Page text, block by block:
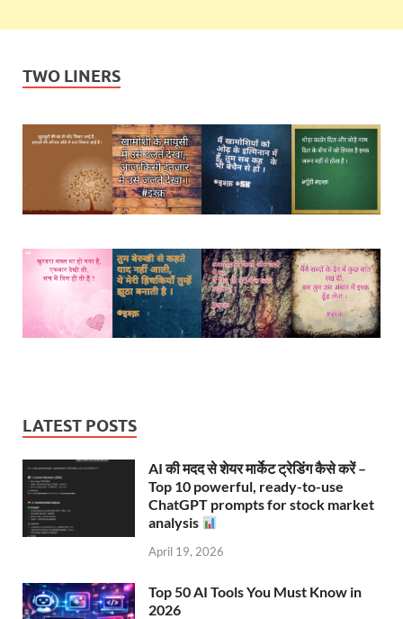
TWO LINERS
LATEST POSTS
AI की मदद से शेयर मार्केट ट्रेडिंग कैसे करें –
Top 10 powerful, ready-to-use
ChatGPT prompts for stock market
analysis
April 19, 2026
Top 50 AI Tools You Must Know in
2026